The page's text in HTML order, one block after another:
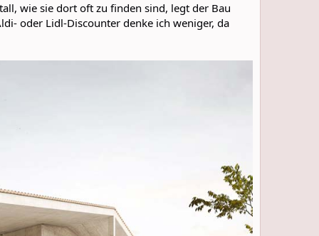
wie sie dort oft zu finden sind, legt der Bau
oder Lidl-Discounter denke ich weniger, da